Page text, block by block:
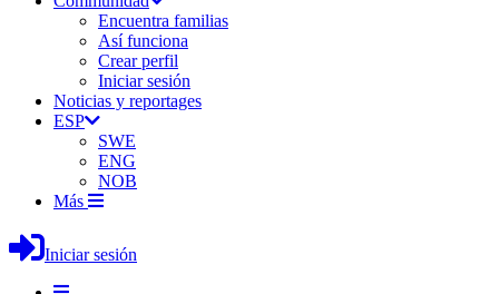
Encuentra familias
Así funciona
Crear perfil
Iniciar sesión
Noticias y reportages
ESP
SWE
ENG
NOB
Más
Iniciar sesión